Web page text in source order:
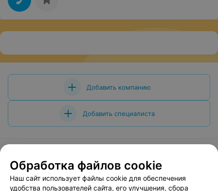
Добавить компанию
Добавить специалиста
О проекте Новости проекта
Вакансии
Публичный договор Способы оплаты
Обработка файлов cookie
Наш сайт использует файлы cookie для обеспечения
удобства пользователей сайта, его улучшения, сбора